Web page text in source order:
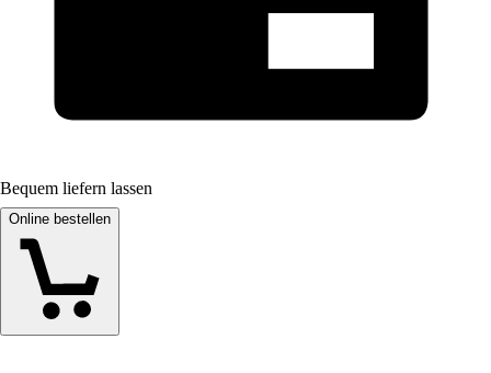
Bequem liefern lassen
Online bestellen